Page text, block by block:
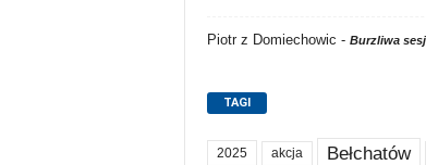
Piotr z Domiechowic - Burzliwa
TAGI
2025 akcja Bełchatów